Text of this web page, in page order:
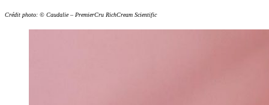
Crédit photo: © Caudalie – PremierCru RichCream Scientific